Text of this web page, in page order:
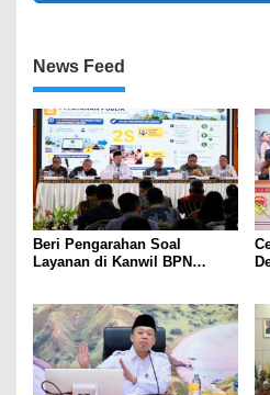
News Feed
Beri Pengarahan Soal
Layanan di Kanwil BPN
Pandang Masyarakat